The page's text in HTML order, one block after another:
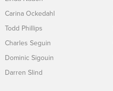
Carina Ockedahl
Todd Phillips
Charles Seguin
Dominic Sigouin
Darren Slind